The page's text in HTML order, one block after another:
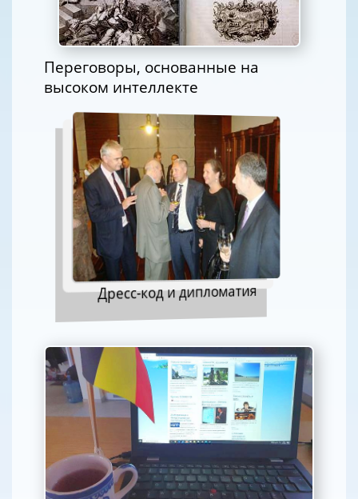
Переговоры, основанные на
высоком интеллекте
Дресс-код и дипломатия